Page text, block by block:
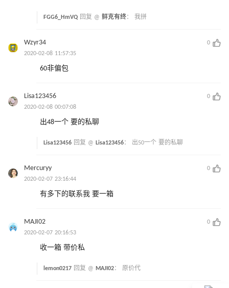
FGG6_HmVQ 回复 @ 鲜克有终： 我拼
Wzyr34
0
2020-02-08 11:57:35
60非偏包
Lisa123456
0
2020-02-08 00:07:08
出48一个 要的私聊
Lisa123456 回复 @ Lisa123456： 出50一个 要的私聊
Mercuryy
0
2020-02-07 23:16:44
有多下的联系我 要一箱
MAJI02
0
2020-02-07 20:16:53
收一箱 带价私
lemon0217 回复 @ MAJI02： 原价代